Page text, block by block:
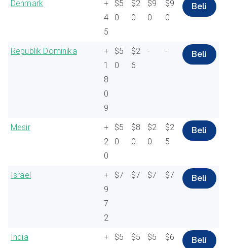
Denmark
+
4
5
$5
0
$2
0
$9
0
$9
0
Beli
Republik Dominika
+
1
8
0
9
$5
0
$2
6
- - Beli
Mesir
+
2
0
$5
0
$8
0
$2
0
$2
5
Beli
Israel
+
9
7
2
$7 $7 $7 $7 Beli
India
+
$5
$5
$5
$6
Beli